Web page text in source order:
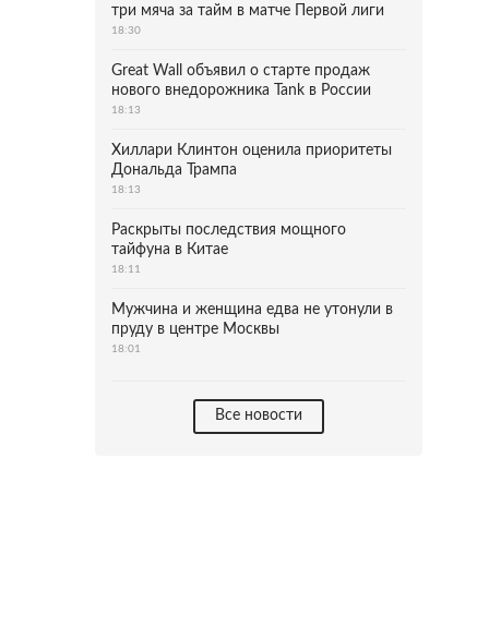
три мяча за тайм в матче Первой лиги
18:30
Great Wall объявил о старте продаж
нового внедорожника Tank в России
18:13
Хиллари Клинтон оценила приоритеты
Дональда Трампа
18:13
Раскрыты последствия мощного
тайфуна в Китае
18:11
Мужчина и женщина едва не утонули в
пруду в центре Москвы
18:01
Все новости